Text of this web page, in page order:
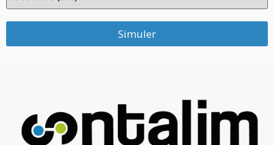
Simuler